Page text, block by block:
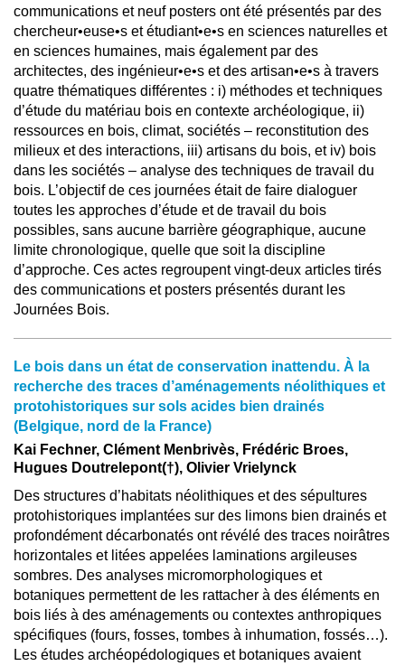
communications et neuf posters ont été présentés par des
chercheur•euse•s et étudiant•e•s en sciences naturelles et
en sciences humaines, mais également par des
architectes, des ingénieur•e•s et des artisan•e•s à travers
quatre thématiques différentes : i) méthodes et techniques
d’étude du matériau bois en contexte archéologique, ii)
ressources en bois, climat, sociétés – reconstitution des
milieux et des interactions, iii) artisans du bois, et iv) bois
dans les sociétés – analyse des techniques de travail du
bois. L’objectif de ces journées était de faire dialoguer
toutes les approches d’étude et de travail du bois
possibles, sans aucune barrière géographique, aucune
limite chronologique, quelle que soit la discipline
d’approche. Ces actes regroupent vingt-deux articles tirés
des communications et posters présentés durant les
Journées Bois.
Le bois dans un état de conservation inattendu. À la
recherche des traces d’aménagements néolithiques et
protohistoriques sur sols acides bien drainés
(Belgique, nord de la France)
Kai Fechner, Clément Menbrivès, Frédéric Broes,
Hugues Doutrelepont(†), Olivier Vrielynck
Des structures d’habitats néolithiques et des sépultures
protohistoriques implantées sur des limons bien drainés et
profondément décarbonatés ont révélé des traces noirâtres
horizontales et litées appelées laminations argileuses
sombres. Des analyses micromorphologiques et
botaniques permettent de les rattacher à des éléments en
bois liés à des aménagements ou contextes anthropiques
spécifiques (fours, fosses, tombes à inhumation, fossés…).
Les études archéopédologiques et botaniques avaient